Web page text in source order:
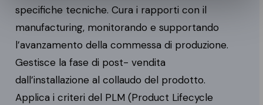
specifiche tecniche. Cura i rapporti con il
manufacturing, monitorando e supportando
l’avanzamento della commessa di produzione.
Gestisce la fase di post- vendita
dall’installazione al collaudo del prodotto.
Applica i criteri del PLM (Product Lifecycle